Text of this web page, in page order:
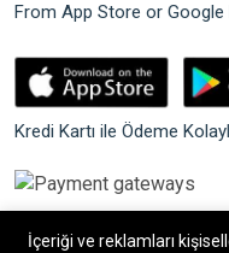
From App Store or Google
Kredi Kartı ile Ödeme
İçeriği ve reklamları